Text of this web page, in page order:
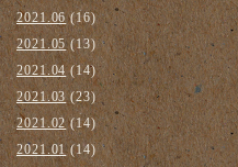
2021.06 (16)
2021.05(13)
2021.04 (14)
2021.03 (23)
2021.02(14)
2021.01(14)